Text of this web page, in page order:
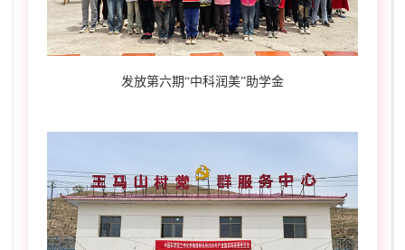
发放第六期“中科润美”助学金